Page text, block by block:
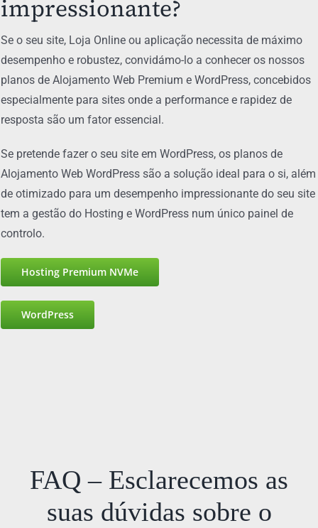
impressionante?
Se o seu site, Loja Online ou aplicação necessita de máximo
desempenho e robustez, convidámo-lo a conhecer os nossos
planos de Alojamento Web Premium e WordPress, concebidos
especialmente para sites onde a performance e rapidez de
resposta são um fator essencial.
Se pretende fazer o seu site em WordPress, os planos de
Alojamento Web WordPress são a solução ideal para o si, além
de otimizado para um desempenho impressionante do seu site
tem a gestão do Hosting e WordPress num único painel de
controlo.
Hosting Premium NVMe
WordPress
FAQ – Esclarecemos as
suas dúvidas sobre o